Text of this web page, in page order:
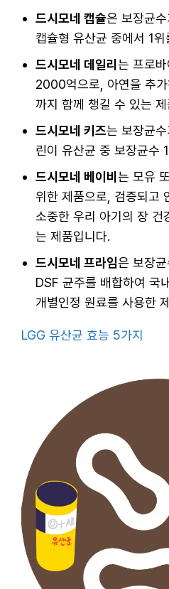
드시모네 캡슐은 보장균
캡슐형 유산균 중에서 1
드시모네 데일리 는 프로
2000억으로, 아연을 추
까지 함께 챙길 수 있는
드시모네 키즈는 보장균
린이 유산균 중 보장균수
드시모네 베이비 는 모유
위한 제품으로, 검증되고
소중한 우리 아기의 장 건
는 제품입니다.
드시모네 프라임은 보장
DSF 균주를 배합하여 국
개별인정 원료를 사용한
LGG 유산균 효능 5가지